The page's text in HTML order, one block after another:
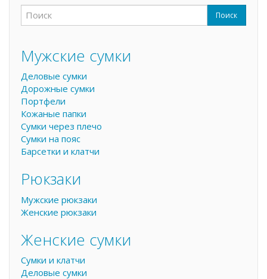
Форма поиска Поиск
Мужские сумки
Деловые сумки
Дорожные сумки
Портфели
Кожаные папки
Сумки через плечо
Сумки на пояс
Барсетки и клатчи
Рюкзаки
Мужские рюкзаки
Женские рюкзаки
Женские сумки
Сумки и клатчи
Деловые сумки